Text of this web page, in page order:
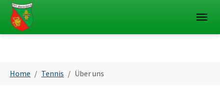
Skip to main navigation
Skip to main content
Skip to page footer
Home Tennis Über uns